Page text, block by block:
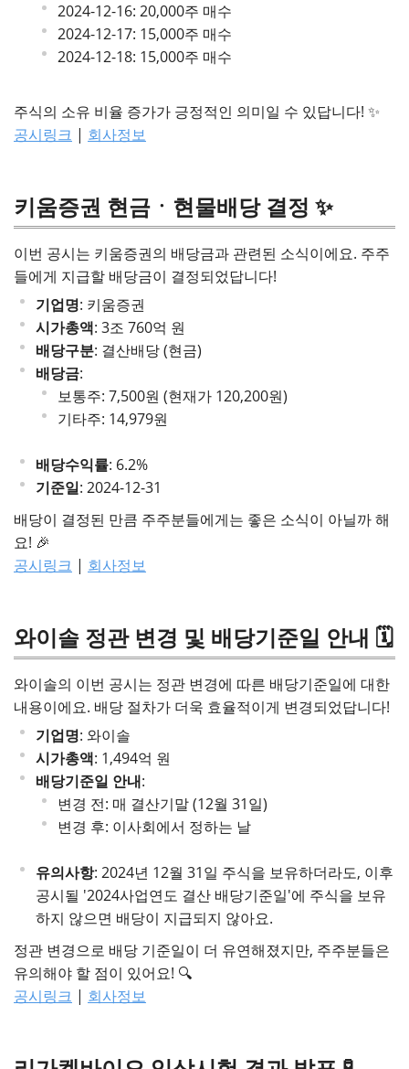
2024-12-16: 20,000주 매수
2024-12-17: 15,000주 매수
2024-12-18: 15,000주 매수
주식의 소유 비율 증가가 긍정적인 의미일 수 있답니다! ✨
공시링크 | 회사정보
키움증권 현금ㆍ현물배당 결정 ✨
이번 공시는 키움증권의 배당금과 관련된 소식이에요. 주주
들에게 지급할 배당금이 결정되었답니다!
기업명: 키움증권
시가총액: 3조 760억 원
배당구분: 결산배당 (현금)
배당금:
보통주: 7,500원 (현재가 120,200원)
기타주: 14,979원
배당수익률: 6.2%
기준일: 2024-12-31
배당이 결정된 만큼 주주분들에게는 좋은 소식이 아닐까 해
요! 🎉
공시링크 | 회사정보
와이솔 정관 변경 및 배당기준일 안내 🗓️
와이솔의 이번 공시는 정관 변경에 따른 배당기준일에 대한
내용이에요. 배당 절차가 더욱 효율적이게 변경되었답니다!
기업명: 와이솔
시가총액: 1,494억 원
배당기준일 안내:
변경 전: 매 결산기말 (12월 31일)
변경 후: 이사회에서 정하는 날
유의사항: 2024년 12월 31일 주식을 보유하더라도, 이후
공시될 '2024사업연도 결산 배당기준일'에 주식을 보유
하지 않으면 배당이 지급되지 않아요.
정관 변경으로 배당 기준일이 더 유연해졌지만, 주주분들은
유의해야 할 점이 있어요! 🔍
공시링크 | 회사정보